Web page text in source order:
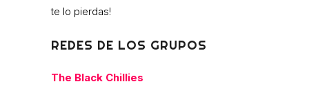
te lo pierdas!
REDES DE LOS GRUPOS
The Black Chillies